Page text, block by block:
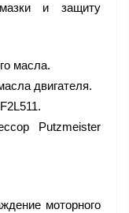
и защиту
масла.
двигателя.
Putzmeister
моторного